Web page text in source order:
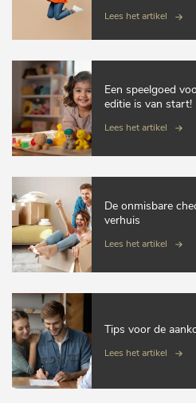
Lees het artikel
Een speelgoed
editie is van start!
Lees het artikel
De onmisbare
verhuis
Lees het artikel
Tips voor de
Lees het artikel